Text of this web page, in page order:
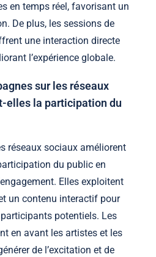
en temps réel, favorisant un
De plus, les sessions de
une interaction directe
l’expérience globale.
sur les réseaux
elles la participation du
réseaux sociaux améliorent
du public en
Elles exploitent
un contenu interactif pour
potentiels. Les
en avant les artistes et les
de l’excitation et de